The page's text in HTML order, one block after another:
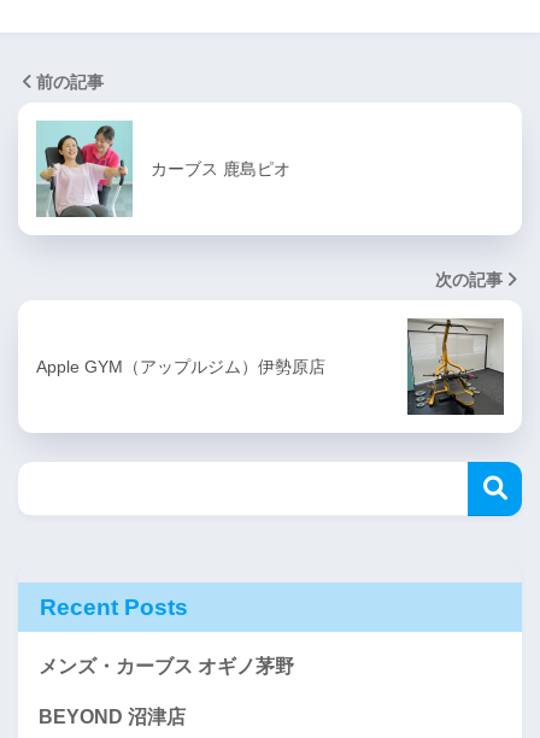
前の記事
カーブス 鹿島ピオ
次の記事
Apple GYM（アップルジム）伊勢原店
Recent Posts
メンズ・カーブス オギノ茅野
BEYOND 沼津店